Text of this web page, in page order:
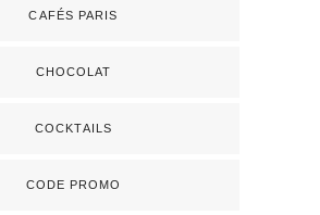
CAFÉS PARIS
CHOCOLAT
COCKTAILS
CODE PROMO